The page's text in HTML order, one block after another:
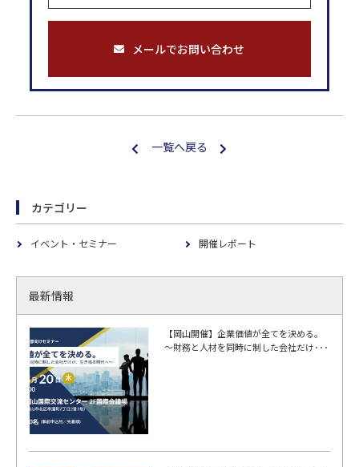
メールでお問い合わせ
一覧へ戻る
カテゴリー
イベント・セミナー 開催レポート
最新情報
【岡山開催】企業価値が全てを決める。
～財務と人材を同時に制した会社だけ･･･